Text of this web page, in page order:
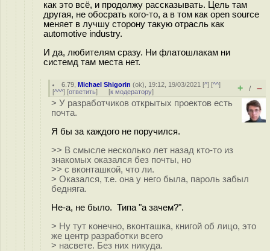
как это всё, и продолжу рассказывать. Цель там
другая, не обосрать кого-то, а в том как open source
меняет в лучшу сторону такую отрасль как
automotive industry.
И да, любителям сразу. Ни флатошлакам ни
системд там места нет.
6.79 ,Michael Shigorin (ok), 19:12, 19/03/2021 [^] [^^]
[^^^] [ответить] [к модератору] + / –
> У разработчиков открытых проектов есть
почта.
Я бы за каждого не поручился.
>> В смысле несколько лет назад кто-то из
знакомых оказался без почты, но
>> с вконташкой, что ли.
> Оказался, т.е. она у него была, пароль забыл
бедняга.
Не-а, не было. Типа "а зачем?".
> Ну тут конечно, вконташка, книгой об лицо, это
же центр разработки всего
> насвете. Без них никуда.